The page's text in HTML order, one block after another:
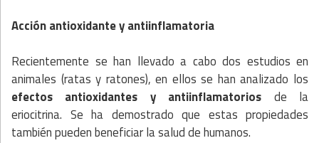
Acción antioxidante y antiinflamatoria
Recientemente se han llevado a cabo dos estudios en
animales (ratas y ratones), en ellos se han analizado los
efectos antioxidantes y antiinflamatorios de la
eriocitrina. Se ha demostrado que estas propiedades
también pueden beneficiar la salud de humanos.